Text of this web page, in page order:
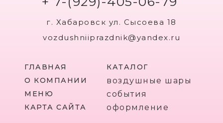
ГЛАВНАЯ
г. Хабаровск ул. Сысоева 18
vozdushniiprazdnik@yandex.ru
О КОМПАНИИ
КАРТА САЙТА
МЕНЮ
КАТАЛОГ
воздушные шары
события
оформление